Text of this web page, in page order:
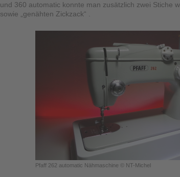
und 360 automatic konnte man zusätzlich zwei Stiche
sowie „genähten Zickzack“ .
Pfaff 262 automatic Nähmaschine © NT-Michel